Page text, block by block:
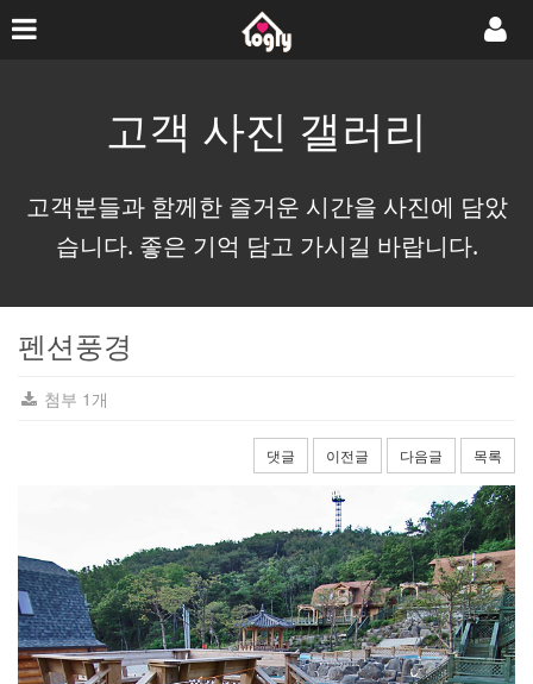
고객 사진 갤러리
고객분들과 함께한 즐거운 시간을 사진에 담았
습니다. 좋은 기억 담고 가시길 바랍니다.
펜션풍경
첨부 1개
댓글 이전글 다음글 목록